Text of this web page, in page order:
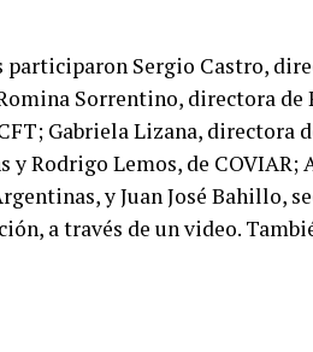
participaron Sergio Castro,
Sorrentino, directora de
Gabriela Lizana, directora
y Rodrigo Lemos, de
y Juan José Bahillo,
a través de un video.